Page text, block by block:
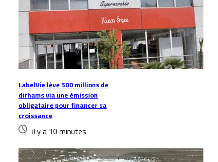
LabelVie lève 500 millions de
dirhams via une émission
obligataire pour financer sa
croissance
il y a 10 minutes